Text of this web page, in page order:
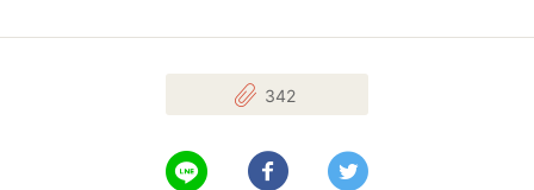
342
LINEで送る Facebookでシェアする